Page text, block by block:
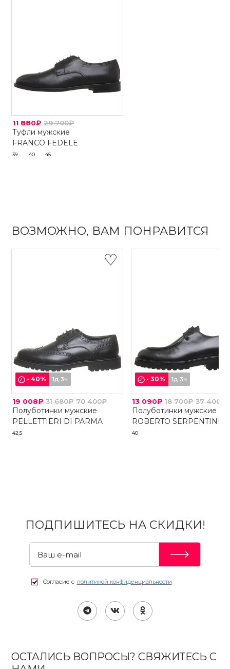
11 880₽ 29 700₽
Туфли мужские
FRANCO FEDELE
39 40 45
ВОЗМОЖНО, ВАМ ПОНРАВИТСЯ
-40% 1д 3ч
19 008₽ 31 680₽ 70 400₽
Полуботинки мужские
PELLETTIERI DI PARMA
42,5
-30% 1д 3ч
13 090₽ 18 700₽ 37 400₽
Полуботинки мужские
ROBERTO SERPENTINI
40
ПОДПИШИТЕСЬ НА СКИДКИ!
Согласие с политикой конфиденциальности
ОСТАЛИСЬ ВОПРОСЫ? СВЯЖИТЕСЬ С